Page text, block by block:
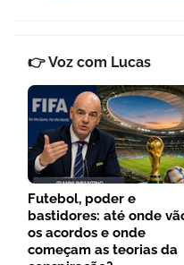
👉 Voz com Lucas
Futebol, poder e
bastidores: até onde
os acordos e onde
começam as teorias da